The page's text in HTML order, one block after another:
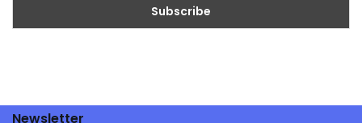
Newsletter